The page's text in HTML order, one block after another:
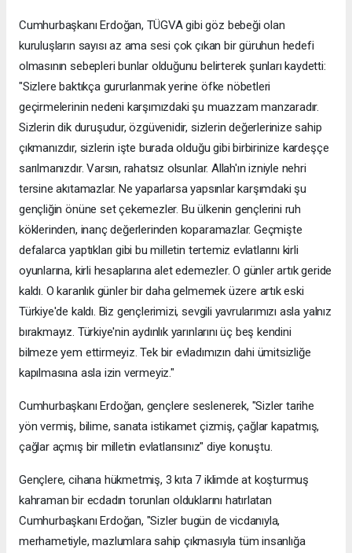
Cumhurbaşkanı Erdoğan, TÜGVA gibi göz bebeği olan
kuruluşların sayısı az ama sesi çok çıkan bir güruhun hedefi
olmasının sebepleri bunlar olduğunu belirterek şunları kaydetti:
"Sizlere baktıkça gururlanmak yerine öfke nöbetleri
geçirmelerinin nedeni karşımızdaki şu muazzam manzaradır.
Sizlerin dik duruşudur, özgüvenidir, sizlerin değerlerinize sahip
çıkmanızdır, sizlerin işte burada olduğu gibi birbirinize kardeşçe
sarılmanızdır. Varsın, rahatsız olsunlar. Allah'ın izniyle nehri
tersine akıtamazlar. Ne yaparlarsa yapsınlar karşımdaki şu
gençliğin önüne set çekemezler. Bu ülkenin gençlerini ruh
köklerinden, inanç değerlerinden koparamazlar. Geçmişte
defalarca yaptıkları gibi bu milletin tertemiz evlatlarını kirli
oyunlarına, kirli hesaplarına alet edemezler. O günler artık geride
kaldı. O karanlık günler bir daha gelmemek üzere artık eski
Türkiye'de kaldı. Biz gençlerimizi, sevgili yavrularımızı asla yalnız
bırakmayız. Türkiye'nin aydınlık yarınlarını üç beş kendini
bilmeze yem ettirmeyiz. Tek bir evladımızın dahi ümitsizliğe
kapılmasına asla izin vermeyiz."
Cumhurbaşkanı Erdoğan, gençlere seslenerek, "Sizler tarihe
yön vermiş, bilime, sanata istikamet çizmiş, çağlar kapatmış,
çağlar açmış bir milletin evlatlarısınız" diye konuştu.
Gençlere, cihana hükmetmiş, 3 kıta 7 iklimde at koşturmuş
kahraman bir ecdadın torunları olduklarını hatırlatan
Cumhurbaşkanı Erdoğan, "Sizler bugün de vicdanıyla,
merhametiyle, mazlumlara sahip çıkmasıyla tüm insanlığa